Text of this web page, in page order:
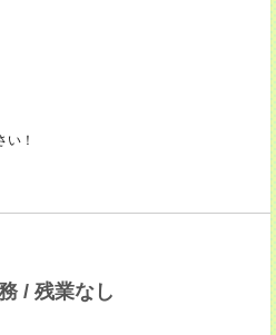
い！
/ 残業なし